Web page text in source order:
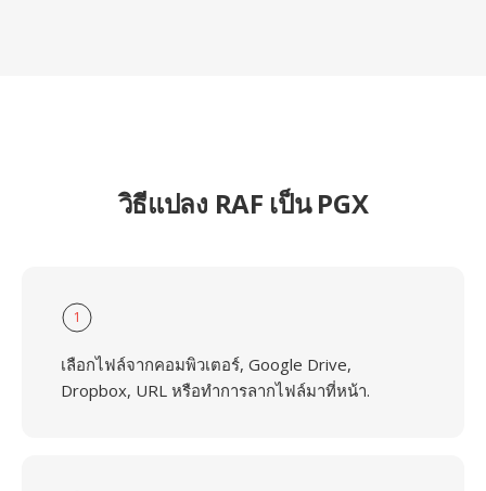
วิธีแปลง RAF เป็น PGX
1
เลือกไฟล์จากคอมพิวเตอร์, Google Drive,
Dropbox, URL หรือทำการลากไฟล์มาที่หน้า.